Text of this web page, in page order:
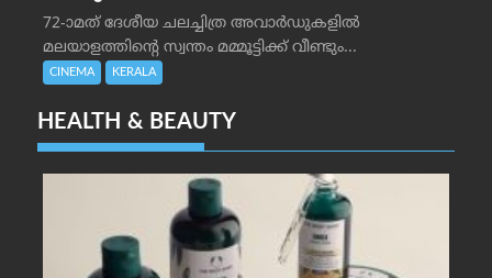
72-ാമത് ദേശീയ ചലച്ചിത്ര അവാര്‍ഡുകളില്‍
മലയാളത്തിന്റെ സ്വന്തം മമ്മൂട്ടിക്ക് വീണ്ടും...
CINEMA KERALA
HEALTH & BEAUTY